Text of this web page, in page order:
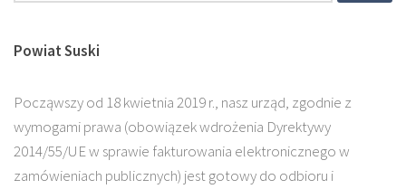
Powiat Suski
Począwszy od 18 kwietnia 2019 r., nasz urząd, zgodnie z
wymogami prawa (obowiązek wdrożenia Dyrektywy
2014/55/UE w sprawie fakturowania elektronicznego w
zamówieniach publicznych) jest gotowy do odbioru i